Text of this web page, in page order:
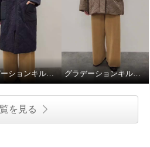
グラデーションキルトロングコート グラデーションキルトミドル丈コート
を見る